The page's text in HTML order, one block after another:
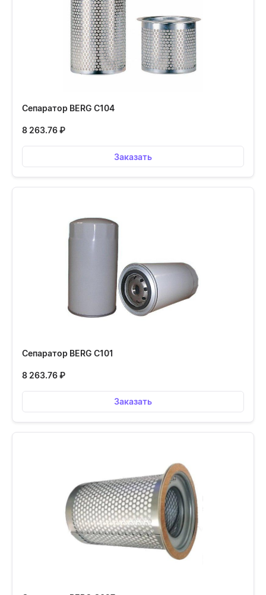
Сепаратор BERG С104
8 263.76₽
Заказать
Сепаратор BERG С101
8 263.76₽
Заказать